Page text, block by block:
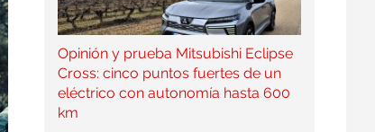
Opinión y prueba Mitsubishi Eclipse
Cross: cinco puntos fuertes de un
eléctrico con autonomía hasta 600
km